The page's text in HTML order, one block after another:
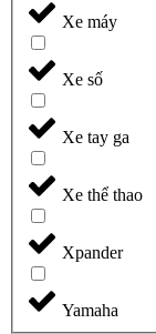
Xe máy
Xe số
Xe tay ga
Xe thể thao
Xpander
Yamaha